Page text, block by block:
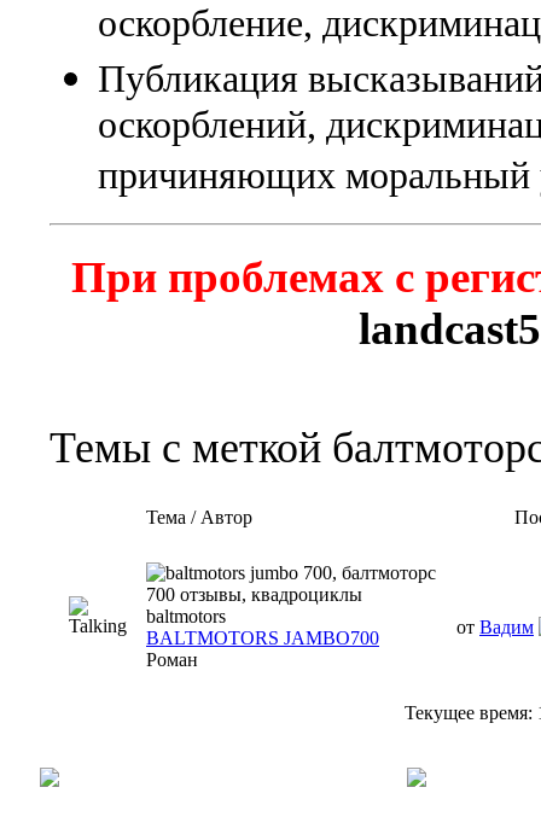
оскорбление,
Публикация
оскорблений,
причиняющих моральный
При проблемах с
Темы с меткой
Тема / Автор
BALTMOTORS JAMBO700
Роман
от Вадим
Текущее время: